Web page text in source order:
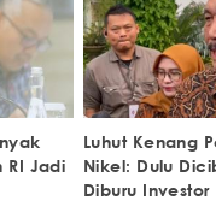
RI Jadi
Luhut Kenang
Nikel: Dulu
Diburu Investor